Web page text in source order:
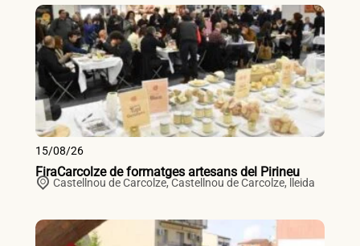
15/08/26
FiraCarcolze de formatges artesans del Pirineu
Castellnou de Carcolze,Castellnou de Carcolze, lleida